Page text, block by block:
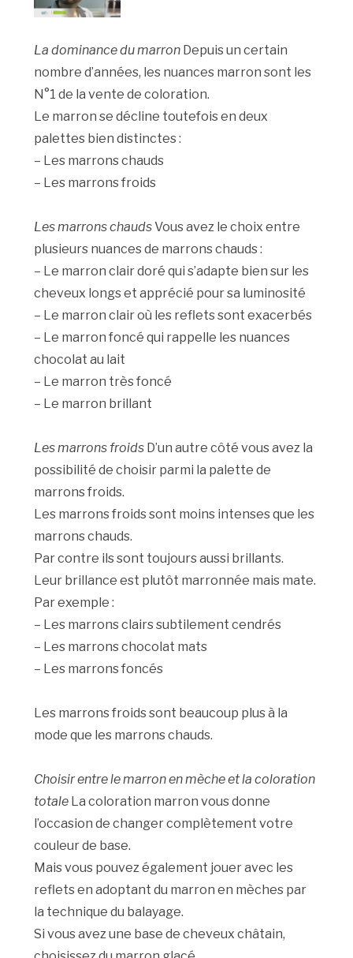
La dominance du marron Depuis un certain
nombre d’années, les nuances marron sont les
N°1 de la vente de coloration.
Le marron se décline toutefois en deux
palettes bien distinctes :
– Les marrons chauds
– Les marrons froids
Les marrons chaudsVous avez le choix entre
plusieurs nuances de marrons chauds :
– Le marron clair doré qui s’adapte bien sur les
cheveux longs et apprécié pour sa luminosité
– Le marron clair où les reflets sont exacerbés
– Le marron foncé qui rappelle les nuances
chocolat au lait
– Le marron très foncé
– Le marron brillant
Les marrons froids D’un autre côté vous avez la
possibilité de choisir parmi la palette de
marrons froids.
Les marrons froids sont moins intenses que les
marrons chauds.
Par contre ils sont toujours aussi brillants.
Leur brillance est plutôt marronnée mais mate.
Par exemple :
– Les marrons clairs subtilement cendrés
– Les marrons chocolat mats
– Les marrons foncés
Les marrons froids sont beaucoup plus à la
mode que les marrons chauds.
Choisir entre le marron en mèche et la coloration
totale La coloration marron vous donne
l’occasion de changer complètement votre
couleur de base.
Mais vous pouvez également jouer avec les
reflets en adoptant du marron en mèches par
la technique du balayage.
Si vous avez une base de cheveux châtain,